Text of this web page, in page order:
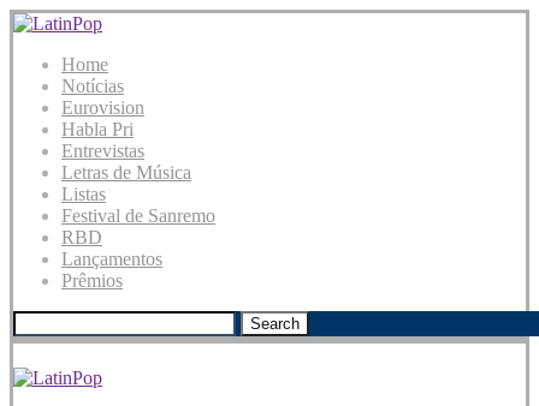
Home
Notícias
Eurovision
Habla Pri
Entrevistas
Letras de Música
Listas
Festival de Sanremo
RBD
Lançamentos
Prêmios
Search